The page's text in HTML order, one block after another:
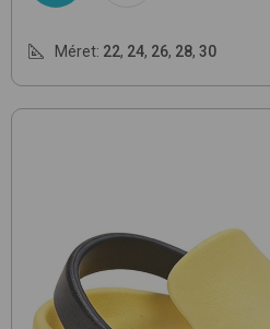
Méret: 22, 24, 26, 28, 30